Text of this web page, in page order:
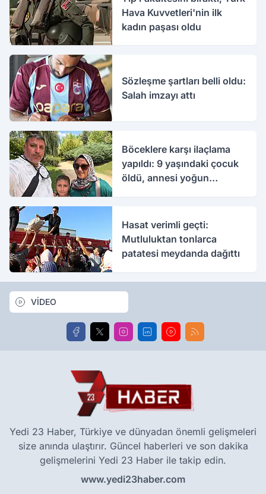
Hava Kuvvetleri'nin ilk
kadın paşası oldu
Sözleşme şartları belli oldu:
Salah imzayı attı
Böceklere karşı ilaçlama
yapıldı: 9 yaşındaki çocuk
öldü, annesi yoğun
Hasat verimli geçti:
Mutluluktan tonlarca
patatesi meydanda dağıttı
VİDEO
Yedi 23 Haber, Türkiye ve dünyadan önemli gelişmeleri
size anında ulaştırır. Güncel haberleri ve son dakika
gelişmelerini Yedi 23 Haber ile takip edin.
www.yedi23haber.com